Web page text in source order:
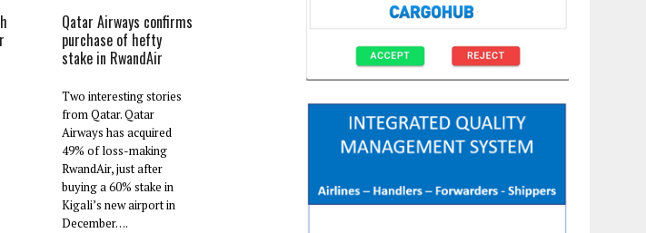
Qatar Airways confirms
purchase of hefty
stake in RwandAir
Two interesting stories
from Qatar. Qatar
Airways has acquired
49% of loss-making
RwandAir, just after
buying a 60% stake in
Kigali’s new airport in
December….